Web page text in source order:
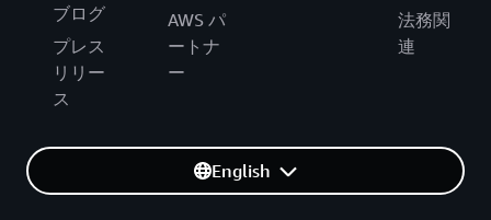
ブログ
プレス
リリー
ス
AWS パ
ートナ
ー
法務関
連
English